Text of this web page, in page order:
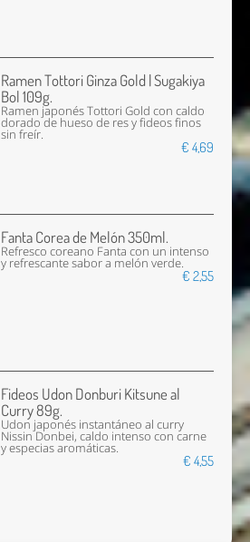
Ramen Tottori Ginza Gold | Sugakiya
Bol 109g.
Ramen japonés Tottori Gold con caldo
dorado de hueso de res y fideos finos
sin freír.
€ 4,69
Fanta Corea de Melón 350ml.
Refresco coreano Fanta con un intenso
y refrescante sabor a melón verde.
€ 2,55
Fideos Udon Donburi Kitsune al
Curry 89g.
Udon japonés instantáneo al curry
Nissin Donbei, caldo intenso con carne
y especias aromáticas.
€ 4,55